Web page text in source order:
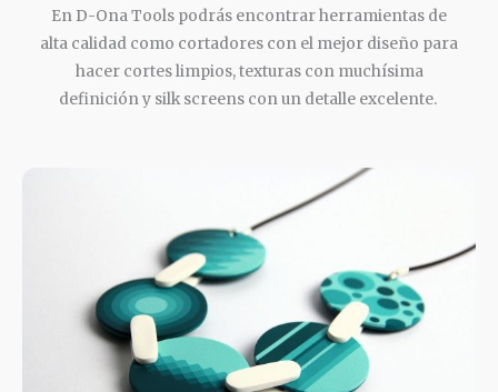
En D-Ona Tools podrás encontrar herramientas de
alta calidad como cortadores con el mejor diseño para
hacer cortes limpios, texturas con muchísima
definición y silk screens con un detalle excelente.